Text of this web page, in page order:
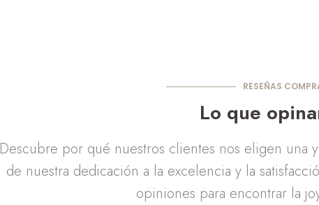
RESEÑAS
Lo que
Descubre por qué nuestros clientes nos eligen una
de nuestra dedicación a la excelencia y la
opiniones para encontrar la